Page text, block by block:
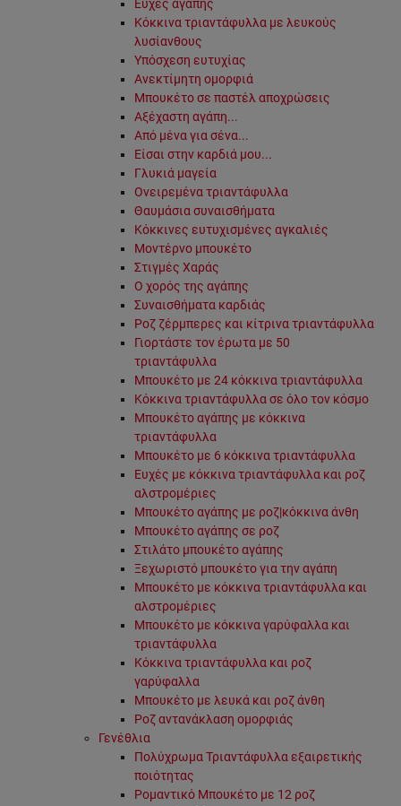
Ευχές αγάπης
Κόκκινα τριαντάφυλλα με λευκούς
λυσίανθους
Υπόσχεση ευτυχίας
Ανεκτίμητη ομορφιά
Μπουκέτο σε παστέλ αποχρώσεις
Αξέχαστη αγάπη...
Από μένα για σένα...
Είσαι στην καρδιά μου...
Γλυκιά μαγεία
Ονειρεμένα τριαντάφυλλα
Θαυμάσια συναισθήματα
Κόκκινες ευτυχισμένες αγκαλιές
Μοντέρνο μπουκέτο
Στιγμές Χαράς
Ο χορός της αγάπης
Συναισθήματα καρδιάς
Ροζ ζέρμπερες και κίτρινα τριαντάφυλλα
Γιορτάστε τον έρωτα με 50
τριαντάφυλλα
Μπουκέτο με 24 κόκκινα τριαντάφυλλα
Κόκκινα τριαντάφυλλα σε όλο τον κόσμο
Μπουκέτο αγάπης με κόκκινα
τριαντάφυλλα
Μπουκέτο με 6 κόκκινα τριαντάφυλλα
Ευχές με κόκκινα τριαντάφυλλα και ροζ
αλστρομέριες
Μπουκέτο αγάπης με ροζ|κόκκινα άνθη
Μπουκέτο αγάπης σε ροζ
Στιλάτο μπουκέτο αγάπης
Ξεχωριστό μπουκέτο για την αγάπη
Μπουκέτο με κόκκινα τριαντάφυλλα και
αλστρομέριες
Μπουκέτο με κόκκινα γαρύφαλλα και
τριαντάφυλλα
Κόκκινα τριαντάφυλλα και ροζ
γαρύφαλλα
Μπουκέτο με λευκά και ροζ άνθη
Ροζ αντανάκλαση ομορφιάς
Γενέθλια
Πολύχρωμα Τριαντάφυλλα εξαιρετικής
ποιότητας
Ρομαντικό Μπουκέτο με 12 ροζ